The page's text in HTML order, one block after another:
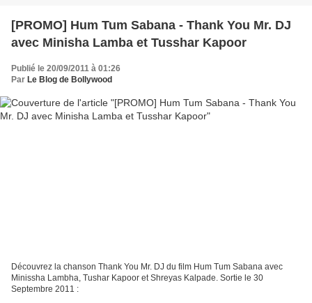
[PROMO] Hum Tum Sabana - Thank You Mr. DJ
avec Minisha Lamba et Tusshar Kapoor
Publié le 20/09/2011 à 01:26
Par Le Blog de Bollywood
Découvrez la chanson Thank You Mr. DJ du film Hum Tum Sabana avec
Minissha Lambha, Tushar Kapoor et Shreyas Kalpade. Sortie le 30
Septembre 2011 :